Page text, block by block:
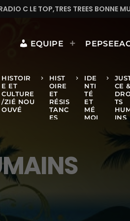
MUSIQUE EN CONTINUE
EQUIPE
HISTOIR
E ET
CULTURE
/ZIÉ NOU
OUVÉ
keyboard_arrow_right
HIST
OIRE
ET
RÉSIS
TANC
ES
keyboard_arrow_right
IDE
NTI
TÉ
ET
MÉ
MOI
keyboard_arrow_right
CE &
TS
INS